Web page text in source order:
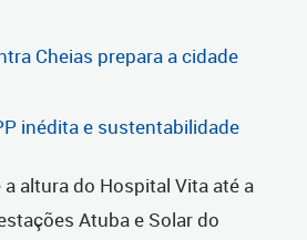
Cheias prepara a cidade
inédita e sustentabilidade
altura do Hospital Vita até a
Atuba e Solar do